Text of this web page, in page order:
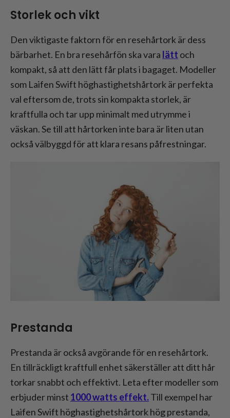
Storlek och vikt
Den viktigaste faktorn för en resehårtork är dess
bärbarhet. En bra resehårfön ska vara lätt och
kompakt, så att den lätt får plats i bagaget. Modeller
som Laifen Swift höghastighetshårtork är perfekta
val eftersom de, trots sin kompakta storlek, är
kraftfulla och tar upp minimalt med utrymme i
väskan. Se till att hårtorken inte bara är liten utan
också välbyggd för att klara resans påfrestningar.
Prestanda
Prestanda är också avgörande för en resehårtork.
En tillräckligt kraftfull enhet säkerställer att ditt hår
torkar snabbt och effektivt. Leta efter modeller som
erbjuder minst 1000 watts effekt.Till exempel har
Laifen Swift höghastighetshårtork hög prestanda,